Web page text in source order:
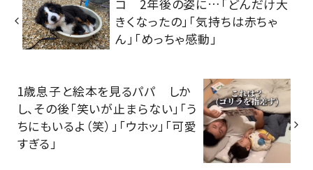
コ 2年後の姿に…「どんだけ大
きくなったの」「気持ちは赤ちゃ
ん」「めっちゃ感動」
1歳息子と絵本を見るパパ しか
し、その後「笑いが止まらない」「う
ちにもいるよ（笑）」「ウホッ」「可愛
すぎる」